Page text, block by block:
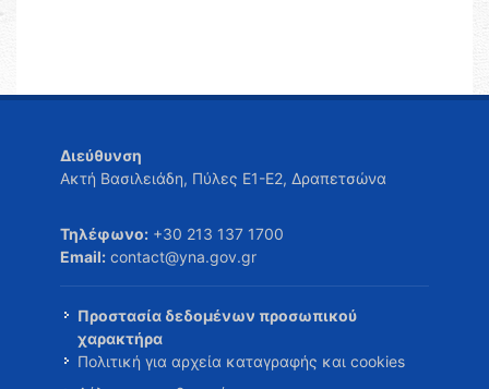
Διεύθυνση
Ακτή Βασιλειάδη, Πύλες Ε1-Ε2, Δραπετσώνα
Τηλέφωνο: +30 213 137 1700
Email: contact@yna.gov.gr
Προστασία δεδομένων προσωπικού
χαρακτήρα
Πολιτική για αρχεία καταγραφής και cookies